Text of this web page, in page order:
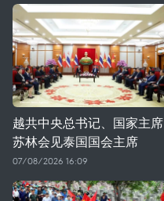
越共中央总书记、国家主席
苏林会见泰国国会主席
07/08/2026 16:09